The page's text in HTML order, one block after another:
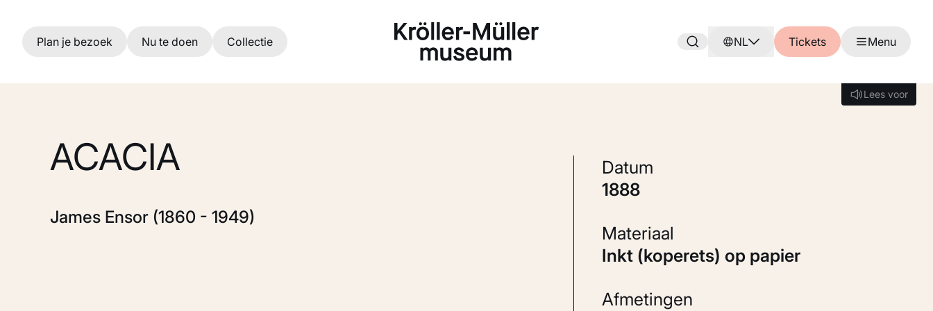
Ga naar hoofdinhoud
Plan je bezoek Nu te doen Collectie NL Tickets Menu
Lees voor
Lees voor
ACACIA
James Ensor (1860 - 1949)
Datum
1888
Materiaal
Inkt (koperets) op papier
Afmetingen